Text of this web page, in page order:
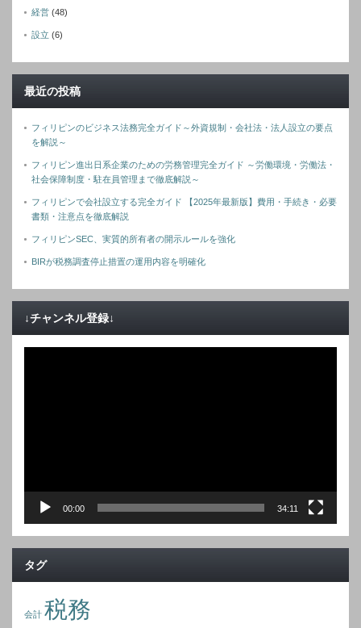
経営 (48)
設立 (6)
最近の投稿
フィリピンのビジネス法務完全ガイド～外資規制・会社法・法人設立の要点
を解説～
フィリピン進出日系企業のための労務管理完全ガイド ～労働環境・労働法・
社会保障制度・駐在員管理まで徹底解説～
フィリピンで会社設立する完全ガイド 【2025年最新版】費用・手続き・必要
書類・注意点を徹底解説
フィリピンSEC、実質的所有者の開示ルールを強化
BIRが税務調査停止措置の運用内容を明確化
↓チャンネル登録↓
00:00 34:11
タグ
会計 税務